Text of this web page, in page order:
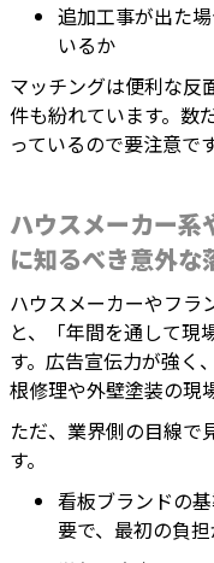
追加工事が出た
いるか
マッチングは便利な反
件も紛れています。数
っているので要注意です
ハウスメーカー系
に知るべき意外な
ハウスメーカーやフラ
と、「年間を通して現
す。広告宣伝力が強く
根修理や外壁塗装の現
ただ、業界側の目線で
す。
看板ブランドの
要で、最初の負